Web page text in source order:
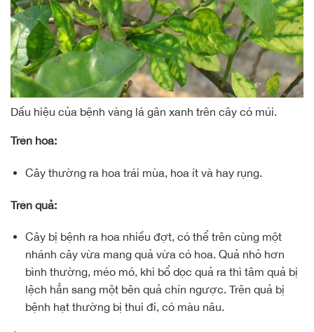
Dấu hiệu của bệnh vàng lá gân xanh trên cây có múi.
Trên hoa:
Cây thường ra hoa trái mùa, hoa ít và hay rụng.
Trên quả:
Cây bị bệnh ra hoa nhiều đợt, có thể trên cùng một
nhánh cây vừa mang quả vừa có hoa. Quả nhỏ hơn
bình thường, méo mó, khi bổ dọc quả ra thì tâm quả bị
lệch hẳn sang một bên quả chín ngược. Trên quả bị
bệnh hạt thường bị thui đi, có màu nâu.